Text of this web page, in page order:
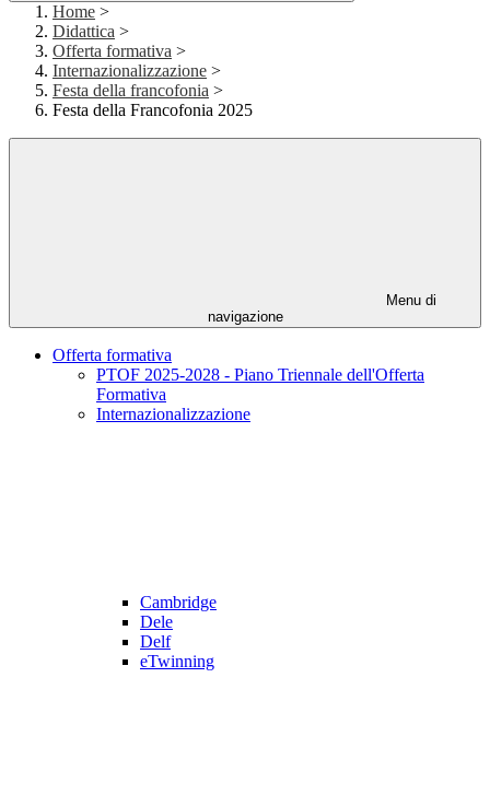
Home >
Didattica >
Offerta formativa >
Internazionalizzazione >
Festa della francofonia >
Festa della Francofonia 2025
Menu di
navigazione
Offerta formativa
PTOF 2025-2028 - Piano Triennale dell'Offerta
Formativa
Internazionalizzazione
Cambridge
Dele
Delf
eTwinning